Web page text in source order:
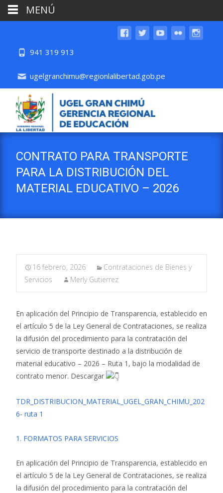
941 319 913
ugelgranchimu@regionlalibertad.gob.pe
CONTRATO PARA TRANSPORTE
PARA LA DISTRIBUCIÓN DEL
MATERIAL EDUCATIVO – 2026
16 febrero, 2026
Contrataciones de Bienes y
Servicios
Merly Gutierrez
En aplicación del Principio de Transparencia, establecido en
el artículo 5 de la Ley General de Contrataciones, se realiza
la difusión del procedimiento para la contratación del
servicio de transporte destinado a la distribución de
material educativo – 2026 – Ruta 1, bajo la modalidad de
contrato menor. Descargar
TDR_DISTRIBUCION_MATERIAL_UGEL_GRAN_CHIMU_202
6- ruta 1
1. FORMATOS PARA SERVICIOS
En aplicación del Principio de Transparencia, establecido en
el artículo 5 de la Ley General de Contrataciones, se realiza
la difusión del procedimiento para la contratación del
MENÚ